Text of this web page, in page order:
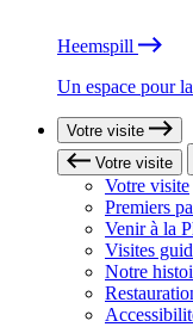
Heemspill
Un espace pour
Votre visite
Votre visite
Votre visite
Premiers
Venir à la
Visites
Notre